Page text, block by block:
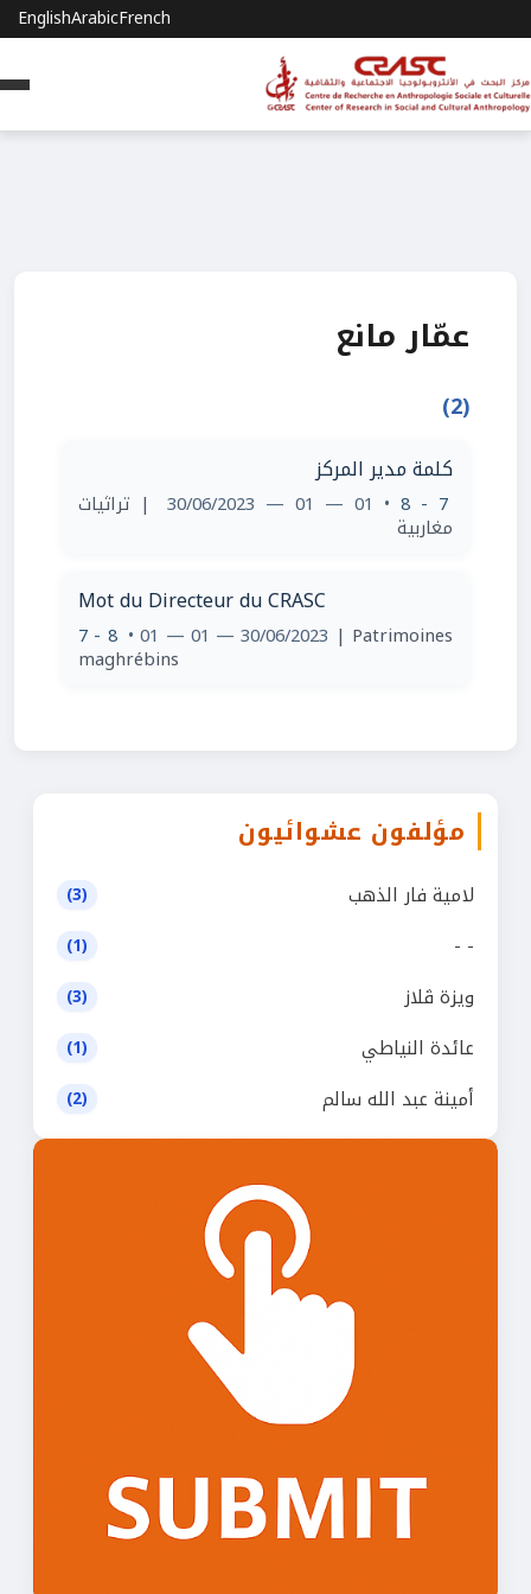
French
Arabic
English
عمّار مانع
(2)
كلمة مدير المركز
7 - 8
• 01 — 01 — 30/06/2023 | تراثيات
مغاربية
Mot du Directeur du CRASC
7 - 8 • 01 — 01 — 30/06/2023 | Patrimoines
maghrébins
مؤلفون عشوائيون
لامية فار الذهب (3)
- -
(1)
ويزة ڤلاز (3)
عائدة النياطي (1)
أمينة عبد الله سالم (2)